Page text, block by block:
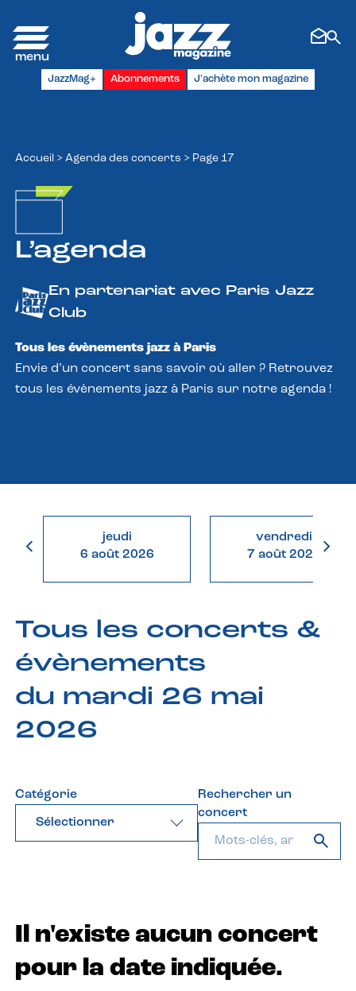
JazzMag+ Abonnements J'achète mon magazine
Accueil > Agenda des concerts > Page 17
L’agenda
En partenariat avec Paris Jazz
Club
Tous les évènements jazz à Paris
Envie d’un concert sans savoir où aller ? Retrouvez
tous les évènements jazz à Paris sur notre agenda !
jeudi
6 août 2026
vendredi
7 août 2026
Tous les concerts &
évènements
du mardi 26 mai
2026
Catégorie
Sélectionner
Rechercher un
concert
Il n'existe aucun concert
pour la date indiquée.